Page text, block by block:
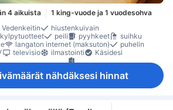
4 aikuista
1 king-vuode ja 1 vuodesohva
Vedenkeitin
hiustenkuivain
kylpytuotteet peili pyyhkeet
suihku
langaton internet (maksuton)
puhelin
televisio ilmastointi
Käsidesi
kahvin-/teenkeitin
erillinen ruokailualue
nähdäksesi hinnat